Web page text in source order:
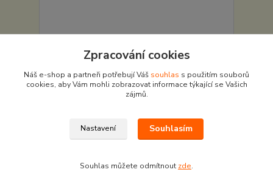
pár
Zpracování cookies
Náš e-shop a partneři potřebují Váš souhlas s použitím souborů
cookies, aby Vám mohli zobrazovat informace týkající se Vašich
zájmů.
Nastavení Souhlasím
Souhlas můžete odmítnout zde.